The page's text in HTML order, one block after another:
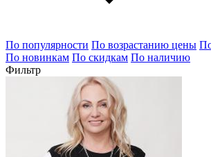
По популярности По возрастанию цены
По новинкам По скидкам По наличию
Фильтр